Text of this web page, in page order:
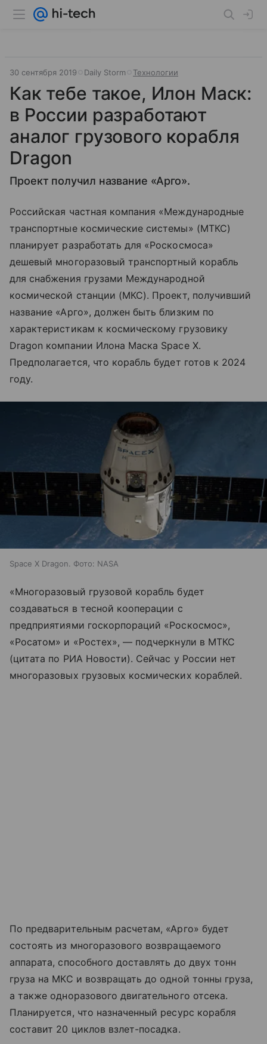
30 сентября 2019 Daily Storm Технологии
Как тебе такое, Илон Маск:
в России разработают
аналог грузового корабля
Dragon
Проект получил название «Арго».
Российская частная компания «Международные
транспортные космические системы» (МТКС)
планирует разработать для «Роскосмоса»
дешевый многоразовый транспортный корабль
для снабжения грузами Международной
космической станции (МКС). Проект, получивший
название «Арго», должен быть близким по
характеристикам к космическому грузовику
Dragon компании Илона Маска Space X.
Предполагается, что корабль будет готов к 2024
году.
Space X Dragon. Фото: NASA
«Многоразовый грузовой корабль будет
создаваться в тесной кооперации с
предприятиями госкорпораций «Роскосмос»,
«Росатом» и «Ростех», — подчеркнули в МТКС
(цитата по РИА Новости). Сейчас у России нет
многоразовых грузовых космических кораблей.
По предварительным расчетам, «Арго» будет
состоять из многоразового возвращаемого
аппарата, способного доставлять до двух тонн
груза на МКС и возвращать до одной тонны груза,
а также одноразового двигательного отсека.
Планируется, что назначенный ресурс корабля
составит 20 циклов взлет-посадка.